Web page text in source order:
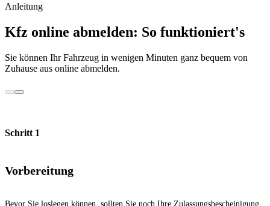
Anleitung
Kfz online abmelden: So funktioniert's
Sie können Ihr Fahrzeug in wenigen Minuten ganz bequem von
Zuhause aus online abmelden.
Schritt 1
Vorbereitung
Bevor Sie loslegen können, sollten Sie noch Ihre Zulassungsbescheinigung